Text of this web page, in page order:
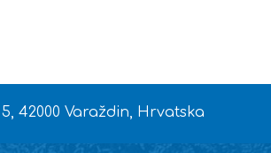
42000 Varaždin, Hrvatska